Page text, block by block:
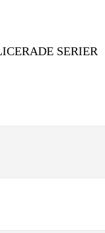
SERIER